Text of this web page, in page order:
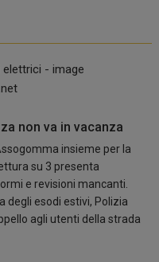
non va in vacanza
insieme per la
su 3 presenta
e revisioni mancanti.
degli esodi estivi, Polizia
agli utenti della strada